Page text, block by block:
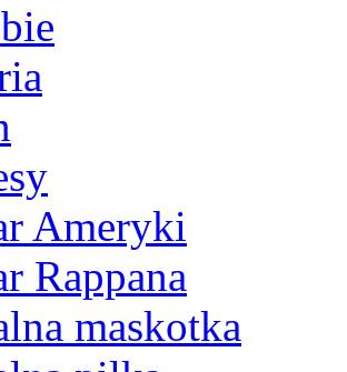
Ameryki
Rappana
maskotka